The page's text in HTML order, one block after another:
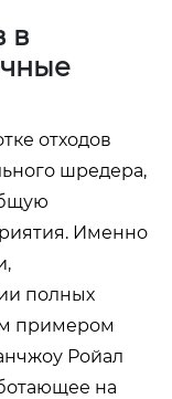
в
отходов
шредера,
Именно
полных
примером
Ройал
на